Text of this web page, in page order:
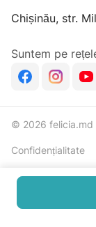
Chișinău, str.
Suntem pe
© 2026 felicia.md
Confidențialitate